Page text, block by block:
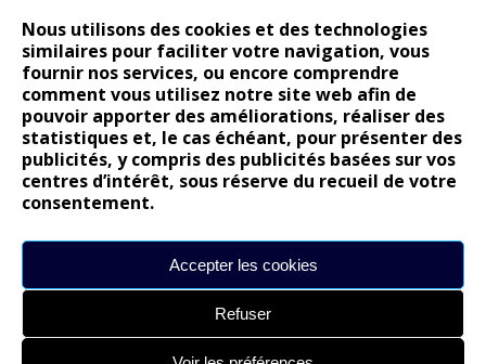
Nous utilisons des cookies et des technologies
similaires pour faciliter votre navigation, vous
fournir nos services, ou encore comprendre
comment vous utilisez notre site web afin de
pouvoir apporter des améliorations, réaliser des
statistiques et, le cas échéant, pour présenter des
publicités, y compris des publicités basées sur vos
centres d’intérêt, sous réserve du recueil de votre
consentement.
Accepter les cookies
Refuser
14 juillet : nouveau film de marque pour Citroën
Renault Espace : voyage, voyage…
Peugeot E-208 GTi : naissance d’une légende
COMMENTAIRES RÉCENTS
Bernard DardartdansDacia Sandero : pour les gens vrais
Alpine A290 : L’irrésistible attraction de la légèreté
leroydansLancia Ypsilon : naturellement envoûtante ?
Nouvelle Opel Corsa : Yes of Corsa !